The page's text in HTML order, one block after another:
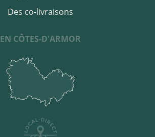
Des co-livraisons
EN CÔTES-D'ARMOR